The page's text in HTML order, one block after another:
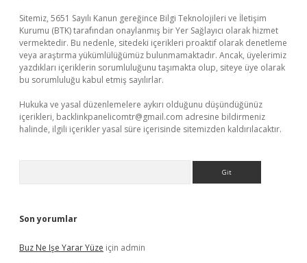
Sitemiz, 5651 Sayılı Kanun gereğince Bilgi Teknolojileri ve İletişim
Kurumu (BTK) tarafından onaylanmış bir Yer Sağlayıcı olarak hizmet
vermektedir. Bu nedenle, sitedeki içerikleri proaktif olarak denetleme
veya araştırma yükümlülüğümüz bulunmamaktadır. Ancak, üyelerimiz
yazdıkları içeriklerin sorumluluğunu taşımakta olup, siteye üye olarak
bu sorumluluğu kabul etmiş sayılırlar.
Hukuka ve yasal düzenlemelere aykırı olduğunu düşündüğünüz
içerikleri, backlinkpanelicomtr@gmail.com adresine bildirmeniz
halinde, ilgili içerikler yasal süre içerisinde sitemizden kaldırılacaktır.
Son yorumlar
Buz Ne Işe Yarar Yüze için admin